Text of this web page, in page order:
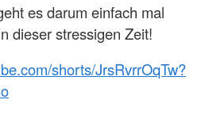
es darum einfach mal
dieser stressigen Zeit!
shorts/JrsRvrrOqTw?